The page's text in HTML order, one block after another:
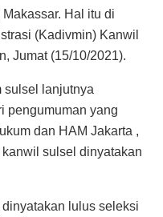
Hal itu di
(Kadivmin) Kanwil
Jumat (15/10/2021).
sulsel lanjutnya
pengumuman yang
dan HAM Jakarta ,
sulsel dinyatakan
lulus seleksi